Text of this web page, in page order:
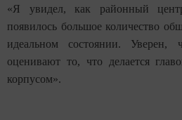
«Я увидел, как районный
появилось большое количество
идеальном состоянии.
оценивают то, что делается
корпусом».